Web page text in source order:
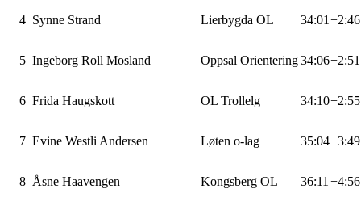
4 Synne Strand Lierbygda OL 34:01 +2:46
5 Ingeborg Roll Mosland Oppsal Orientering34:06+2:51
6 Frida Haugskott OL Trollelg 34:10+2:55
7 Evine Westli Andersen Løten o-lag 35:04+3:49
8 Åsne Haavengen Kongsberg OL 36:11 +4:56